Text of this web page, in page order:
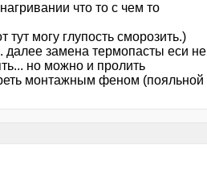
что то с чем то
могу глупость сморозить.)
далее замена термопасты еси не
но можно и пролить
монтажным феном (пояльной